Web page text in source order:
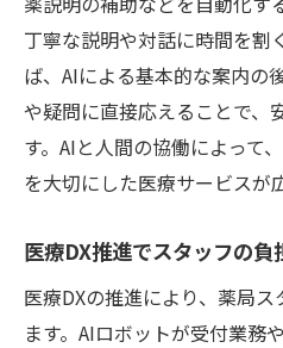
丁寧な説明や対話に時間を割
ば、AIによる基本的な案内の
や疑問に直接応えることで、
す。AIと人間の協働によって
を大切にした医療サービスが
医療DX推進でスタッフの
医療DXの推進により、薬局
ます。AIロボットが受付業務